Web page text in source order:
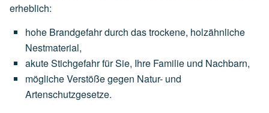
erheblich:
hohe Brandgefahrdurch dastrockene, holzähnliche
Nestmaterial,
akuteStichgefahrfürSie, Ihre Familie und Nachbarn,
möglicheVerstößegegen Natur- und
Artenschutzgesetze.